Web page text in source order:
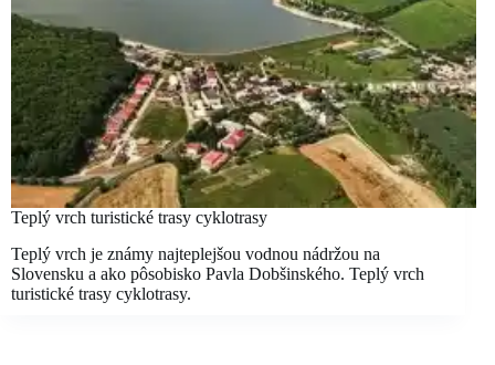
Teplý vrch turistické trasy cyklotrasy
Teplý vrch je známy najteplejšou vodnou nádržou na
Slovensku a ako pôsobisko Pavla Dobšinského. Teplý vrch
turistické trasy cyklotrasy.